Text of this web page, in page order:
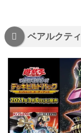
ベアルクティ